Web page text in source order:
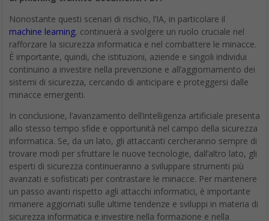
Nonostante questi scenari di rischio, l’IA, in particolare il
machine learning
, continuerà a svolgere un ruolo cruciale nel
rafforzare la sicurezza informatica e nel combattere le minacce.
È importante, quindi, che istituzioni, aziende e singoli individui
continuino a investire nella prevenzione e all’aggiornamento dei
sistemi di sicurezza, cercando di anticipare e proteggersi dalle
minacce emergenti.
In conclusione, l’avanzamento dell’intelligenza artificiale presenta
allo stesso tempo sfide e opportunità nel campo della sicurezza
informatica. Se, da un lato, gli attaccanti cercheranno sempre di
trovare modi per sfruttare le nuove tecnologie, dall’altro lato, gli
esperti di sicurezza continueranno a sviluppare strumenti più
avanzati e sofisticati per contrastare le minacce. Per mantenere
un passo avanti rispetto agli attacchi informatici, è importante
rimanere aggiornati sulle ultime tendenze e sviluppi in materia di
sicurezza informatica e investire nella formazione e nella